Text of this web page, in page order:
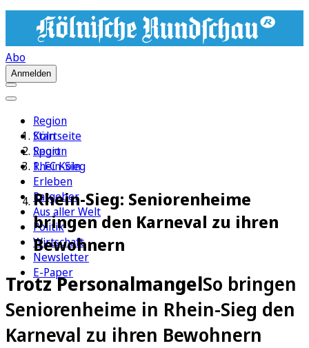
Abo
Anmelden
Region
Köln
Sport
1. FC Köln
Erleben
Ratgeber
Aus aller Welt
Politik
Wirtschaft
Newsletter
E-Paper
Startseite
Region
Rhein-Sieg
Rhein-Sieg: Seniorenheime
bringen den Karneval zu ihren
Bewohnern
Trotz PersonalmangelSo bringen
Seniorenheime in Rhein-Sieg den
Karneval zu ihren Bewohnern